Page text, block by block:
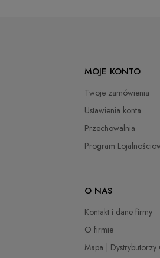
MOJE KONTO
Twoje zamówienia
Ustawienia konta
Przechowalnia
Program
O NAS
Kontakt i dane firmy
O firmie
Mapa |